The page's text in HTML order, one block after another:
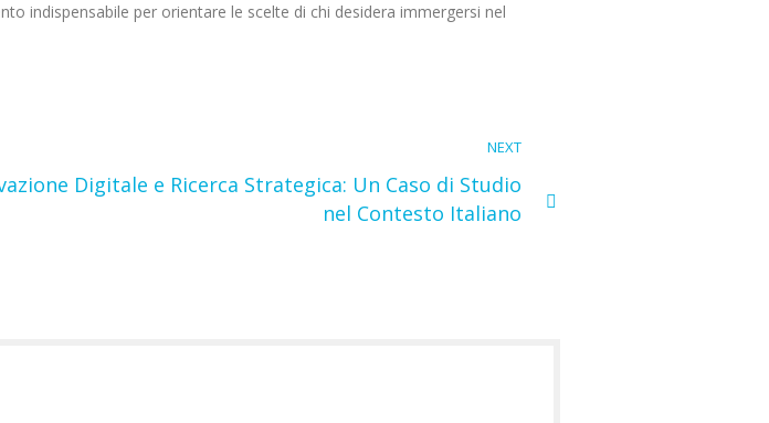
indispensabile per orientare le scelte di chi desidera immergersi nel
NEXT
Digitale e Ricerca Strategica: Un Caso di Studio
nel Contesto Italiano